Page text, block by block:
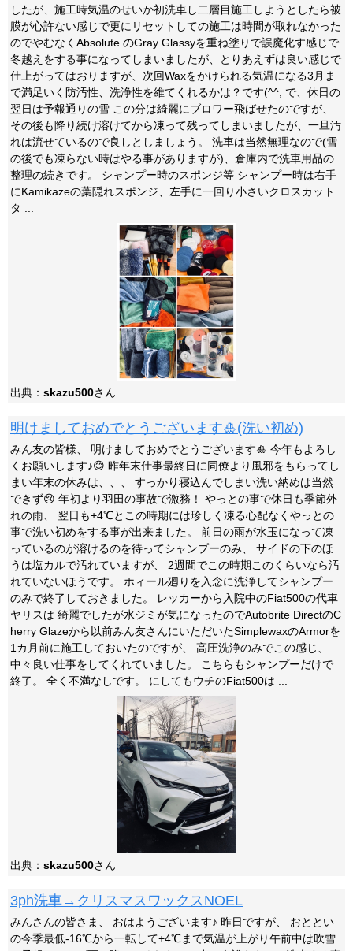
したが、施工時気温のせいか初洗車し二層目施工しようとしたら被
膜が心許ない感じで更にリセットしての施工は時間が取れなかった
のでやむなくAbsolute のGray Glassyを重ね塗りで誤魔化す感じで
冬越えをする事になってしまいましたが、とりあえずは良い感じで
仕上がってはおりますが、次回Waxをかけられる気温になる3月ま
で満足いく防汚性、洗浄性を維てくれるかは？です(^^; で、休日の
翌日は予報通りの雪 この分は綺麗にブロワー飛ばせたのですが、
その後も降り続け溶けてから凍って残ってしまいましたが、一旦汚
れは流せているので良しとしましょう。 洗車は当然無理なので(雪
の後でも凍らない時はやる事がありますが)、倉庫内で洗車用品の
整理の続きです。 シャンプー時のスポンジ等 シャンプー時は右手
にKamikazeの葉隠れスポンジ、左手に一回り小さいクロスカット
タ ...
出典： skazu500さん
明けましておめでとうございます🎍(洗い初め)
みん友の皆様、 明けましておめでとうございます🎍 今年もよろし
くお願いします♪😊 昨年末仕事最終日に同僚より風邪をもらってし
まい年末の休みは、、、 すっかり寝込んでしまい洗い納めは当然
できず😢 年初より羽田の事故で激務！ やっとの事で休日も季節外
れの雨、 翌日も+4℃とこの時期には珍しく凍る心配なくやっとの
事で洗い初めをする事が出来ました。 前日の雨が水玉になって凍
っているのが溶けるのを待ってシャンプーのみ、 サイドの下のほ
うは塩カルで汚れていますが、 2週間でこの時期このくらいなら汚
れていないほうです。 ホィール廻りを入念に洗浄してシャンプー
のみで終了しておきました。 レッカーから入院中のFiat500の代車
ヤリスは 綺麗でしたが水ジミが気になったのでAutobrite DirectのC
herry Glazeから以前みん友さんにいただいたSimplewaxのArmorを
1カ月前に施工しておいたのですが、 高圧洗浄のみでこの感じ、
中々良い仕事をしてくれていました。 こちらもシャンプーだけで
終了。 全く不満なしです。 にしてもウチのFiat500は ...
出典： skazu500さん
3ph洗車→クリスマスワックスNOEL
みんさんの皆さま、 おはようございます♪ 昨日ですが、 おととい
の今季最低-16℃から一転して+4℃まで気温が上がり午前中は吹雪